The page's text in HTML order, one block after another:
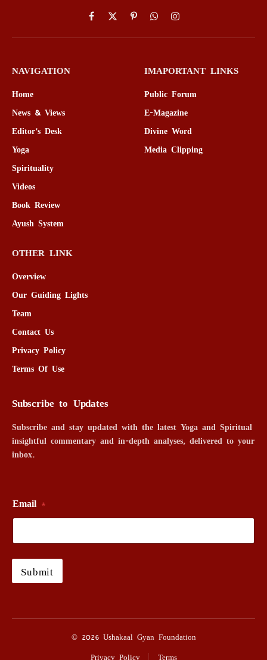
Facebook
X
(Twitter)
PinterestWhatsAppInstagram
NAVIGATION
Home
News & Views
Editor’s Desk
Yoga
Spirituality
Videos
Book Review
Ayush System
IMAPORTANT LINKS
Public Forum
E-Magazine
Divine Word
Media Clipping
OTHER LINK
Overview
Our Guiding Lights
Team
Contact Us
Privacy Policy
Terms Of Use
Subscribe to Updates
Subscribe and stay updated with the latest Yoga and Spiritual
insightful commentary and in-depth analyses, delivered to your
inbox.
Email *
Submit
© 2026 Ushakaal Gyan Foundation
Privacy Policy
Terms